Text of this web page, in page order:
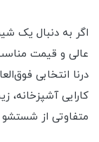
اگر به دنبال یک
عالی و قیمت
درنا انتخابی
کارایی
متفاوتی از شستشو